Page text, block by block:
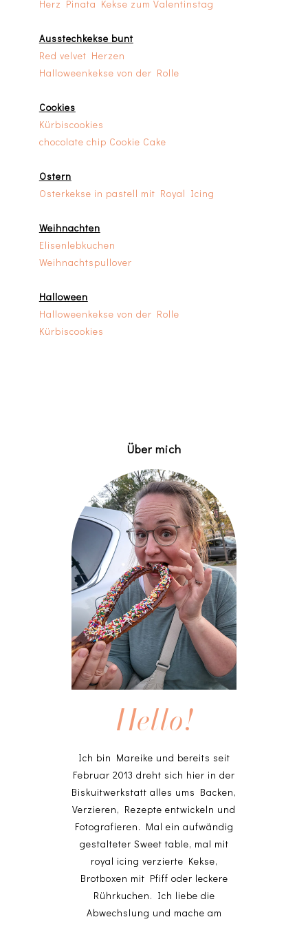
Herz Pinata Kekse zum Valentinstag
Ausstechkekse bunt
Red velvet Herzen
Halloweenkekse von der Rolle
Cookies
Kürbiscookies
chocolate chip Cookie Cake
Ostern
Osterkekse in pastell mit Royal Icing
Weihnachten
Elisenlebkuchen
Weihnachtspullover
Halloween
Halloweenkekse von der Rolle
Kürbiscookies
Über mich
Hello!
Ich bin Mareike und bereits seit
Februar 2013 dreht sich hier in der
Biskuitwerkstatt alles ums Backen,
Verzieren, Rezepte entwickeln und
Fotografieren. Mal ein aufwändig
gestalteter Sweet table, mal mit
royal icing verzierte Kekse,
Brotboxen mit Pfiff oder leckere
Rührkuchen. Ich liebe die
Abwechslung und mache am